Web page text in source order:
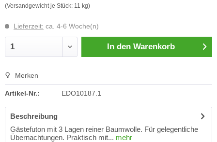
(Versandgewicht je Stück: 11 kg)
Lieferzeit: ca. 4-6 Woche(n)
In den Warenkorb
Merken
Artikel-Nr.: EDO10187.1
Beschreibung
Gästefuton mit 3 Lagen reiner Baumwolle. Für gelegentliche
Übernachtungen. Praktisch mit... mehr